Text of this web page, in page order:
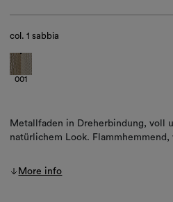
col.1 sabbia
001
Metallfaden in Dreherbindung, voll
natürlichem Look. Flammhemmend,
More info